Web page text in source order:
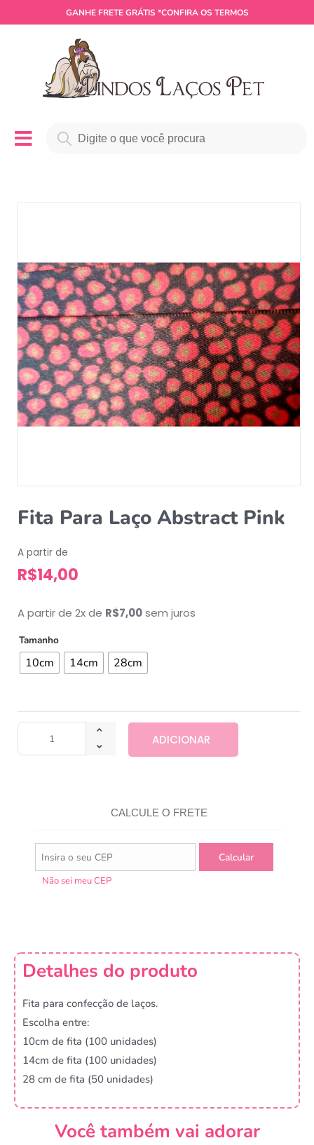
GANHE FRETE GRÁTIS *CONFIRA OS TERMOS
Fita Para Laço Abstract Pink
A partir de
R$14,00
A partir de 2x de R$7,00sem juros
Tamanho
10cm 14cm 28cm
ADICIONAR
CALCULE O FRETE
Não sei meu CEP
Detalhes do produto
Fita para confecção de laços.
Escolha entre:
10cm de fita (100 unidades)
14cm de fita (100 unidades)
28 cm de fita (50 unidades)
Você também vai adorar